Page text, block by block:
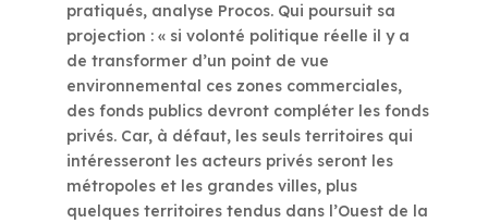
pratiqués, analyse Procos. Qui poursuit sa
projection : « si volonté politique réelle il y a
de transformer d’un point de vue
environnemental ces zones commerciales,
des fonds publics devront compléter les fonds
privés. Car, à défaut, les seuls territoires qui
intéresseront les acteurs privés seront les
métropoles et les grandes villes, plus
quelques territoires tendus dans l’Ouest de la